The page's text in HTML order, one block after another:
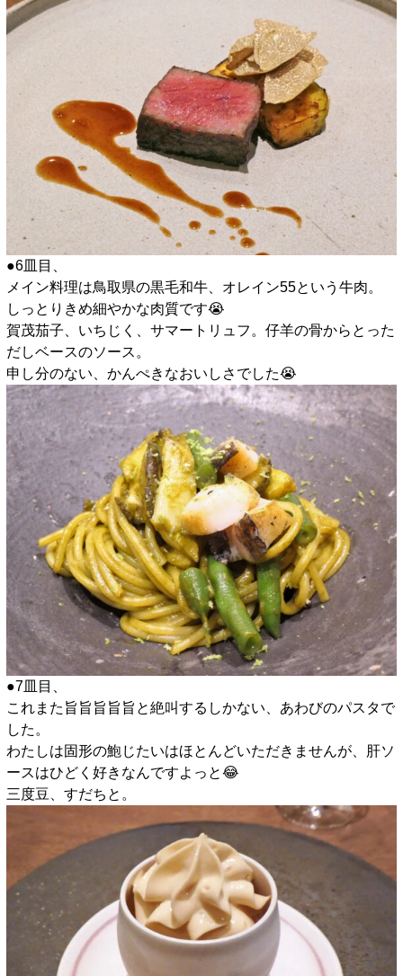
●6皿目、
メイン料理は鳥取県の黒毛和牛、オレイン55という牛肉。
しっとりきめ細やかな肉質です😭
賀茂茄子、いちじく、サマートリュフ。仔羊の骨からとった
だしベースのソース。
申し分のない、かんぺきなおいしさでした😭
●7皿目、
これまた旨旨旨旨旨と絶叫するしかない、あわびのパスタで
した。
わたしは固形の鮑じたいはほとんどいただきませんが、肝ソ
ースはひどく好きなんですよっと😂
三度豆、すだちと。